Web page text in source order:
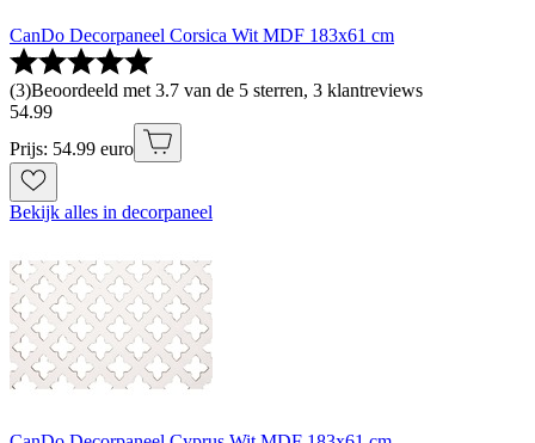
CanDo Decorpaneel Corsica Wit MDF 183x61 cm
(3)Beoordeeld met 3.7 van de 5 sterren, 3 klantreviews
54.99
Prijs: 54.99 euro
Bekijk alles in decorpaneel